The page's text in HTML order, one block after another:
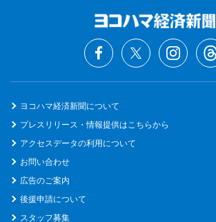
ヨコハマ経済新聞について
プレスリリース・情報提供はこちらから
アクセスデータの利用について
お問い合わせ
広告のご案内
後援申請について
スタッフ募集